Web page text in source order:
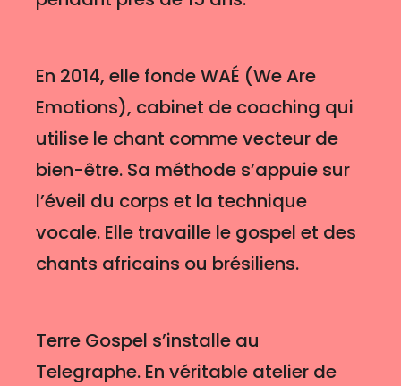
En 2014, elle fonde WAÉ (We Are
Emotions), cabinet de coaching qui
utilise le chant comme vecteur de
bien-être. Sa méthode s’appuie sur
l’éveil du corps et la technique
vocale. Elle travaille le gospel et des
chants africains ou brésiliens.
Terre Gospel s’installe au
Telegraphe. En véritable atelier de